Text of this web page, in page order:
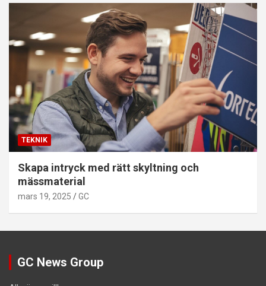
TEKNIK
Skapa intryck med rätt skyltning och
mässmaterial
mars 19, 2025 GC
GC News Group